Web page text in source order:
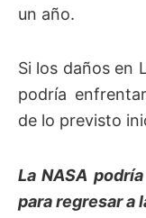
un año.
Si los daños en
podría
de lo previsto
La NASA
para regresar a